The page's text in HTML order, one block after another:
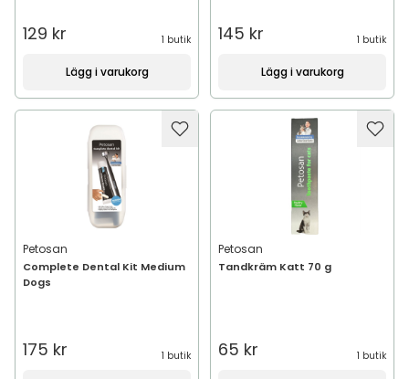
129 kr 1 butik
Lägg i varukorg
145 kr 1 butik
Lägg i varukorg
Petosan
Complete Dental Kit Medium
Dogs
175 kr 1 butik
Petosan
Tandkräm Katt 70 g
65 kr 1 butik